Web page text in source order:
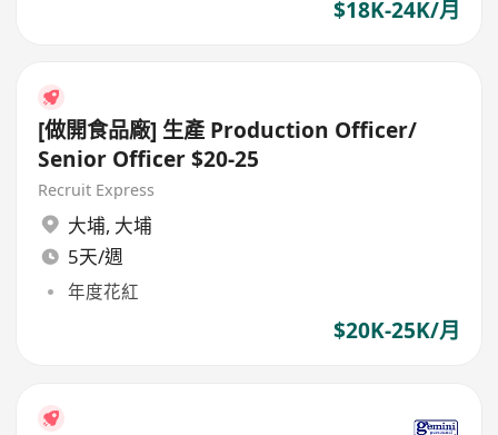
$18K-24K/月
[做開食品廠] 生產 Production Officer/
Senior Officer $20-25
Recruit Express
大埔, 大埔
5天/週
年度花紅
$20K-25K/月